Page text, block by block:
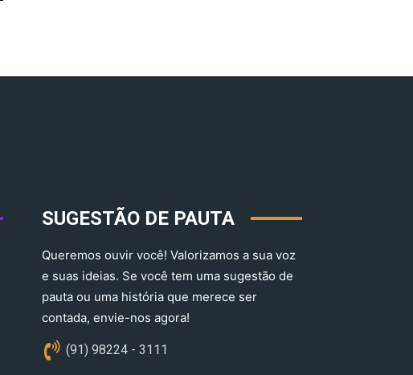
SUGESTÃO DE PAUTA
Queremos ouvir você! Valorizamos a sua voz
e suas ideias. Se você tem uma sugestão de
pauta ou uma história que merece ser
contada, envie-nos agora!
(91) 98224 - 3111